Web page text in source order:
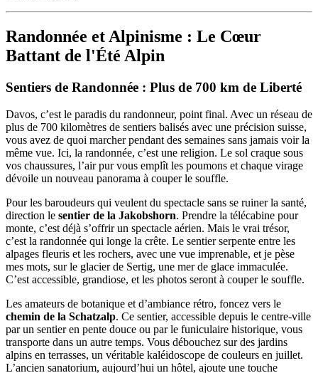
Randonnée et Alpinisme : Le Cœur
Battant de l'Été Alpin
Sentiers de Randonnée : Plus de 700 km de Liberté
Davos, c’est le paradis du randonneur, point final. Avec un réseau de
plus de 700 kilomètres de sentiers balisés avec une précision suisse,
vous avez de quoi marcher pendant des semaines sans jamais voir la
même vue. Ici, la randonnée, c’est une religion. Le sol craque sous
vos chaussures, l’air pur vous emplît les poumons et chaque virage
dévoile un nouveau panorama à couper le souffle.
Pour les baroudeurs qui veulent du spectacle sans se ruiner la santé,
direction le sentier de la Jakobshorn. Prendre la télécabine pour
monte, c’est déjà s’offrir un spectacle aérien. Mais le vrai trésor,
c’est la randonnée qui longe la crête. Le sentier serpente entre les
alpages fleuris et les rochers, avec une vue imprenable, et je pèse
mes mots, sur le glacier de Sertig, une mer de glace immaculée.
C’est accessible, grandiose, et les photos seront à couper le souffle.
Les amateurs de botanique et d’ambiance rétro, foncez vers le
chemin de la Schatzalp. Ce sentier, accessible depuis le centre-ville
par un sentier en pente douce ou par le funiculaire historique, vous
transporte dans un autre temps. Vous débouchez sur des jardins
alpins en terrasses, un véritable kaléidoscope de couleurs en juillet.
L’ancien sanatorium, aujourd’hui un hôtel, ajoute une touche